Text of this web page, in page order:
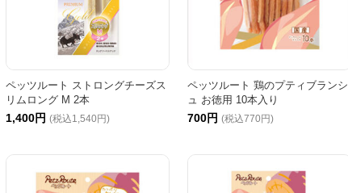
ペッツルート ストロングチーズス
リムロング M 2本
1,400円 (税込1,540円)
ペッツルート 鶏のプティブランシ
ュ お徳用 10本入り
700円 (税込770円)